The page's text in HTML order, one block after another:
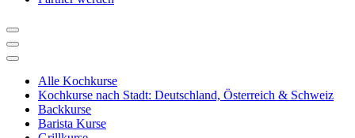
Alle Kochkurse
Kochkurse nach Stadt: Deutschland, Österreich & Schweiz
Backkurse
Barista Kurse